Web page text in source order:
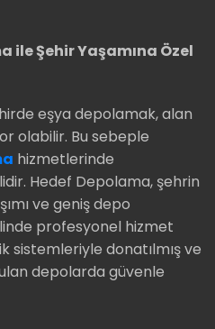
ile Şehir Yaşamına Özel
eşya depolamak, alan
olabilir. Bu sebeple
hizmetlerinde
Hedef Depolama, şehrin
ve geniş depo
profesyonel hizmet
sistemleriyle donatılmış ve
depolarda güvenle